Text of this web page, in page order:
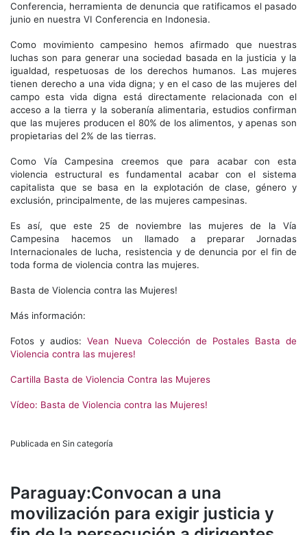
Conferencia, herramienta de denuncia que ratificamos el pasado
junio en nuestra VI Conferencia en Indonesia.
Como movimiento campesino hemos afirmado que nuestras
luchas son para generar una sociedad basada en la justicia y la
igualdad, respetuosas de los derechos humanos. Las mujeres
tienen derecho a una vida digna; y en el caso de las mujeres del
campo esta vida digna está directamente relacionada con el
acceso a la tierra y la soberanía alimentaria, estudios confirman
que las mujeres producen el 80% de los alimentos, y apenas son
propietarias del 2% de las tierras.
Como Vía Campesina creemos que para acabar con esta
violencia estructural es fundamental acabar con el sistema
capitalista que se basa en la explotación de clase, género y
exclusión, principalmente, de las mujeres campesinas.
Es así, que este 25 de noviembre las mujeres de la Vía
Campesina hacemos un llamado a preparar Jornadas
Internacionales de lucha, resistencia y de denuncia por el fin de
toda forma de violencia contra las mujeres.
Basta de Violencia contra las Mujeres!
Más información:
Fotos y audios: Vean Nueva Colección de Postales Basta de
Violencia contra las mujeres!
Cartilla Basta de Violencia Contra las Mujeres
Vídeo: Basta de Violencia contra las Mujeres!
Publicada en Sin categoría
Paraguay:Convocan a una
movilización para exigir justicia y